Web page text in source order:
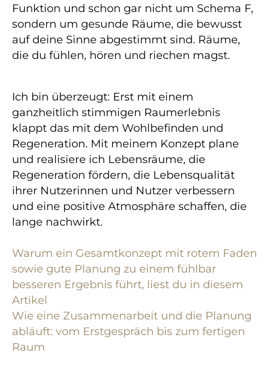
Funktion und schon gar nicht um Schema F,
sondern um gesunde Räume, die bewusst
auf deine Sinne abgestimmt sind. Räume,
die du fühlen, hören und riechen magst.
Ich bin überzeugt: Erst mit einem
ganzheitlich stimmigen Raumerlebnis
klappt das mit dem Wohlbefinden und
Regeneration. Mit meinem Konzept plane
und realisiere ich Lebensräume, die
Regeneration fördern, die Lebensqualität
ihrer Nutzerinnen und Nutzer verbessern
und eine positive Atmosphäre schaffen, die
lange nachwirkt.
Warum ein Gesamtkonzept mit rotem Faden
sowie gute Planung zu einem fühlbar
besseren Ergebnis führt, liest du in diesem
Artikel
Wie eine Zusammenarbeit und die Planung
abläuft: vom Erstgespräch bis zum fertigen
Raum